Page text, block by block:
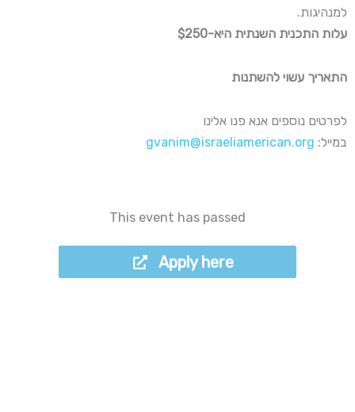
למנהיגות.
עלות התכנית השנתית היא-$250
התאריך עשוי להשתנות
לפרטים נוספים אנא פנו אלינו
במייל: gvanim@israeliamerican.org
This event has passed
Apply here